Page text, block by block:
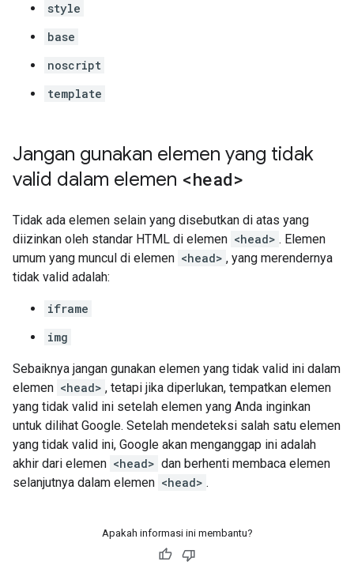
style
base
noscript
template
Jangan gunakan elemen yang tidak
valid dalam elemen <head>
Tidak ada elemen selain yang disebutkan di atas yang
diizinkan oleh standar HTML di elemen <head> . Elemen
umum yang muncul di elemen <head> , yang merendernya
tidak valid adalah:
iframe
img
Sebaiknya jangan gunakan elemen yang tidak valid ini dalam
elemen <head> , tetapi jika diperlukan, tempatkan elemen
yang tidak valid ini setelah elemen yang Anda inginkan
untuk dilihat Google. Setelah mendeteksi salah satu elemen
yang tidak valid ini, Google akan menganggap ini adalah
akhir dari elemen <head> dan berhenti membaca elemen
selanjutnya dalam elemen <head> .
Apakah informasi ini membantu?